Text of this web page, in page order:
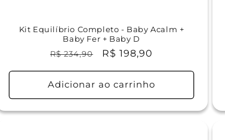
Kit Equilíbrio Completo - Baby Acalm +
Baby Fer + Baby D
Preço
normal
R$ 234,90
Preço
promocional
R$ 198,90
Adicionar ao carrinho